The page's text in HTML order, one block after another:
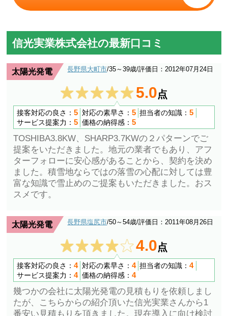
信光実業株式会社の最新口コミ
太陽光発電 長野県大町市/35～39歳/評価日：2012年07月24日
5.0点
接客対応の良さ： 5 対応の素早さ： 5 担当者の知識：5
サービス提案力： 5 価格の納得感： 5
TOSHIBA3.8KW、SHARP3.7KWの２パターンでご
提案をいただきました。地元の業者でもあり、アフ
ターフォローに安心感があることから、契約を決め
ました。積雪地ならではの落雪の心配に対しては豊
富な知識で雪止めのご提案もいただきました。おス
スメです。
太陽光発電 長野県塩尻市/50～54歳/評価日：2011年08月26日
4.0点
接客対応の良さ： 4 対応の素早さ： 4 担当者の知識：4
サービス提案力： 4 価格の納得感： 4
幾つかの会社に太陽光発電の見積もりを依頼しまし
たが、こちらからの紹介頂いた信光実業さんから1
番安い見積もりを頂きました。現在導入に向け検討